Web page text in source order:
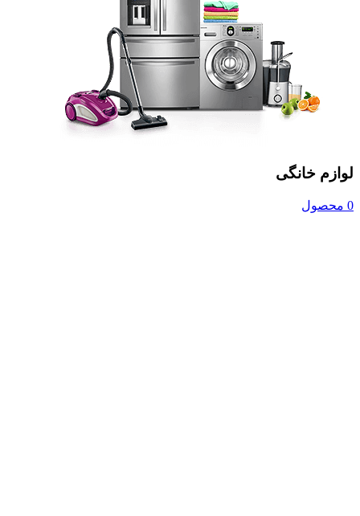
لوازم خانگی
0 محصول